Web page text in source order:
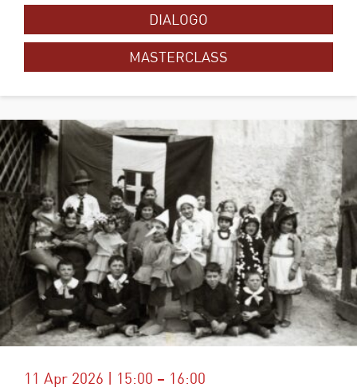
DIALOGO
MASTERCLASS
11 Apr 2026 | 15:00 – 16:00